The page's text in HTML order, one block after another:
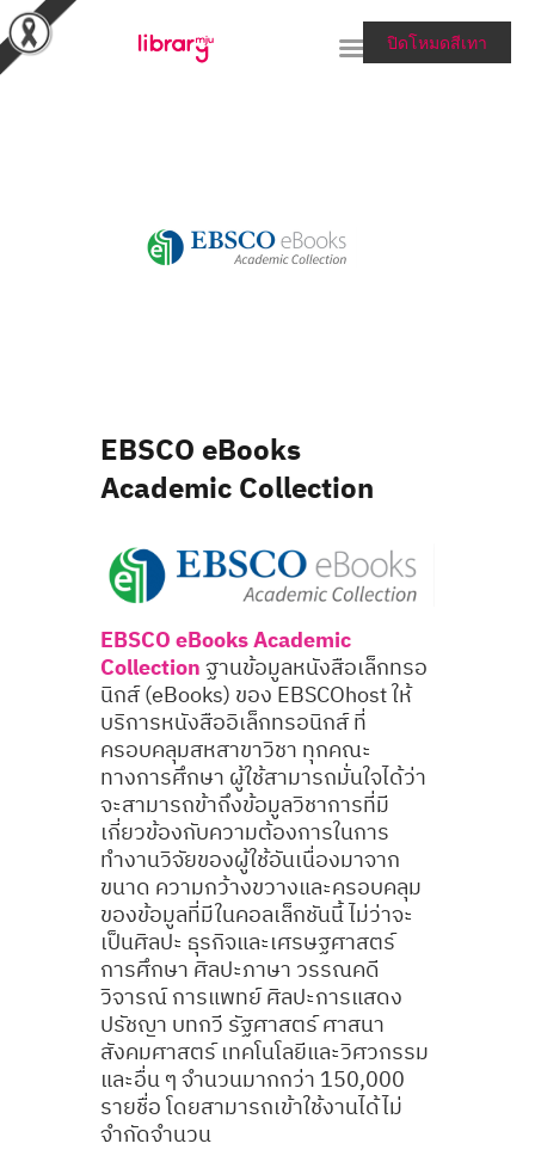
SERVICES & HELP
EBSCO eBooks
Academic Collection
EBSCO eBooks Academic
Collectionฐานข้อมูลหนังสือเล็กทรอ
นิกส์ (eBooks) ของ EBSCOhost ให้
บริการหนังสืออิเล็กทรอนิกส์ ที่
ครอบคลุมสหสาขาวิชา ทุกคณะ
ทางการศึกษา ผู้ใช้สามารถมั่นใจได้ว่า
จะสามารถข้าถึงข้อมูลวิชาการที่มี
เกี่ยวข้องกับความต้องการในการ
ทำงานวิจัยของผู้ใช้อันเนื่องมาจาก
ขนาด ความกว้างขวางและครอบคลุม
ของข้อมูลที่มีในคอลเล็กชันนี้ ไม่ว่าจะ
เป็นศิลปะ ธุรกิจและเศรษฐศาสตร์
การศึกษา ศิลปะภาษา วรรณคดี
วิจารณ์ การแพทย์ ศิลปะการแสดง
ปรัชญา บทกวี รัฐศาสตร์ ศาสนา
สังคมศาสตร์ เทคโนโลยีและวิศวกรรม
และอื่น ๆ จำนวนมากกว่า 150,000
รายชื่อ โดยสามารถเข้าใช้งานได้ไม่
จำกัดจำนวน
ปิดโหมดสีเทา